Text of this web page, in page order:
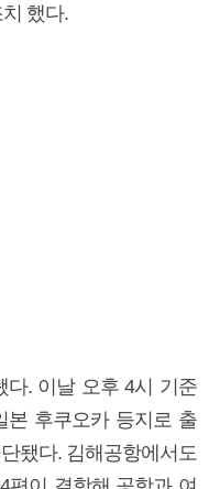
했다.
다. 이날 오후 4시 기준
본 후쿠오카 등지로 출
됐다. 김해공항에서도